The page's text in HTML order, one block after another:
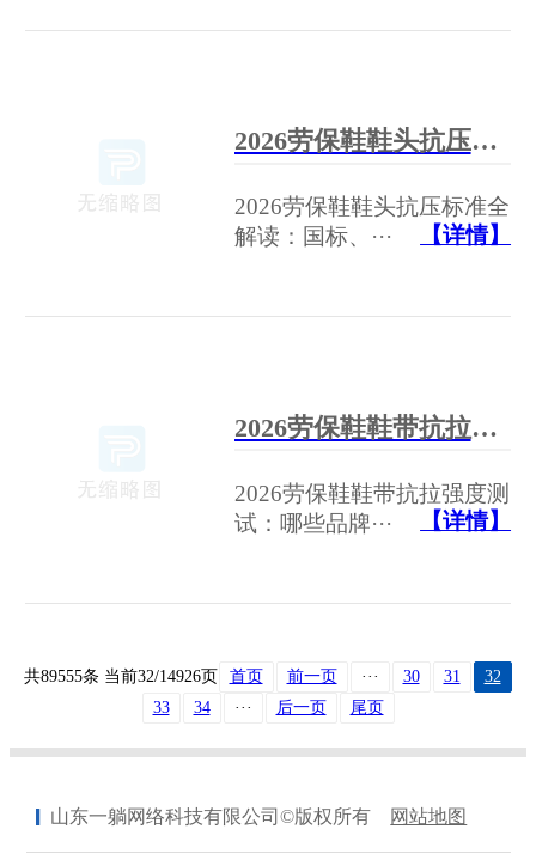
2026劳保鞋鞋头抗压标准全解读：国标、欧标、美标认证厂家榜
2026劳保鞋鞋头抗压标准全
解读：国标、···
【详情】
2026劳保鞋鞋带抗拉强度测试：哪些品牌细节到位？
2026劳保鞋鞋带抗拉强度测
试：哪些品牌···
【详情】
共89555条 当前32/14926页 首页 前一页 ··· 30 31
32
33
34 ··· 后一页 尾页
山东一躺网络科技有限公司©版权所有 网站地图